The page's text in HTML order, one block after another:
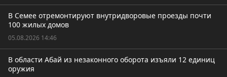
В Семее отремонтируют внутридворовые проезды почти
100 жилых домов
05.08.2026 14:46
В области Абай из незаконного оборота изъяли 12 единиц
оружия